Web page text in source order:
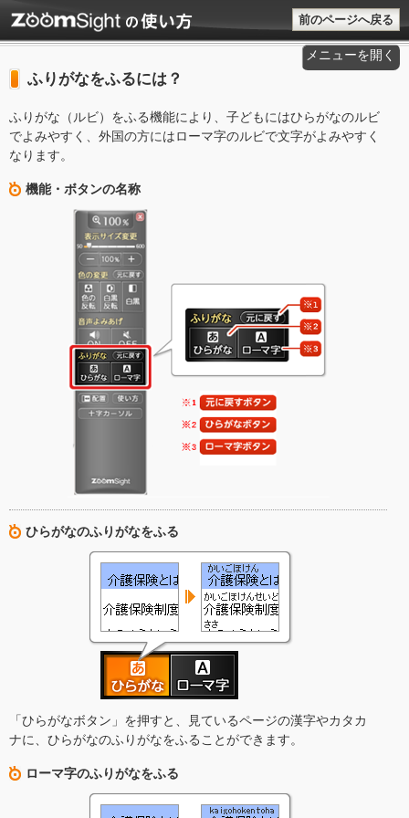
前のページへ戻る
ふりがなをふるには？
ふりがな（ルビ）をふる機能により、子どもにはひらがなのルビ
でよみやすく、外国の方にはローマ字のルビで文字がよみやすく
なります。
機能・ボタンの名称
ひらがなのふりがなをふる
「ひらがなボタン」を押すと、見ているページの漢字やカタカ
ナに、ひらがなのふりがなをふることができます。
ローマ字のふりがなをふる
メニューを開く